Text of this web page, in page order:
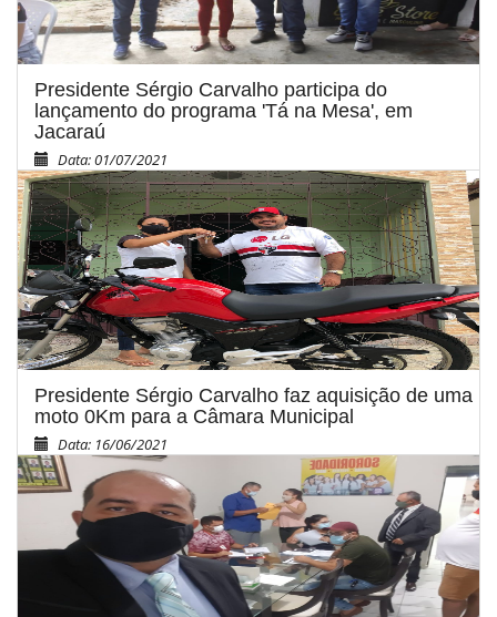
Presidente Sérgio Carvalho participa do
lançamento do programa 'Tá na Mesa', em
Jacaraú
Data: 01/07/2021
Presidente Sérgio Carvalho faz aquisição de uma
moto 0Km para a Câmara Municipal
Data: 16/06/2021